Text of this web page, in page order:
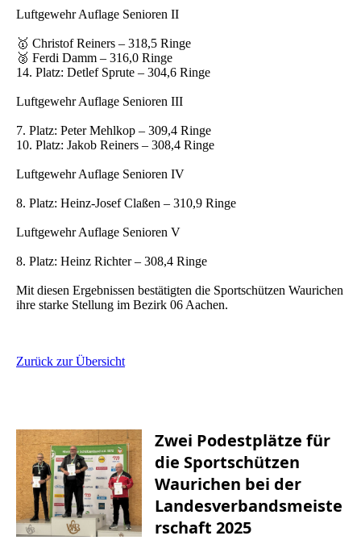
Luftgewehr Auflage Senioren II
🥇 Christof Reiners – 318,5 Ringe
🥈 Ferdi Damm – 316,0 Ringe
14. Platz: Detlef Sprute – 304,6 Ringe
Luftgewehr Auflage Senioren III
7. Platz: Peter Mehlkop – 309,4 Ringe
10. Platz: Jakob Reiners – 308,4 Ringe
Luftgewehr Auflage Senioren IV
8. Platz: Heinz-Josef Claßen – 310,9 Ringe
Luftgewehr Auflage Senioren V
8. Platz: Heinz Richter – 308,4 Ringe
Mit diesen Ergebnissen bestätigten die Sportschützen Waurichen
ihre starke Stellung im Bezirk 06 Aachen.
Zurück zur Übersicht
Zwei Podestplätze für
die Sportschützen
Waurichen bei der
Landesverbandsmeiste
rschaft 2025